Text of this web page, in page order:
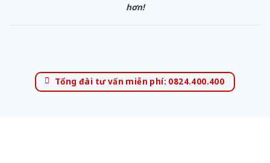
hơn!
Tổng đài tư vấn miễn phí: 0824.400.400